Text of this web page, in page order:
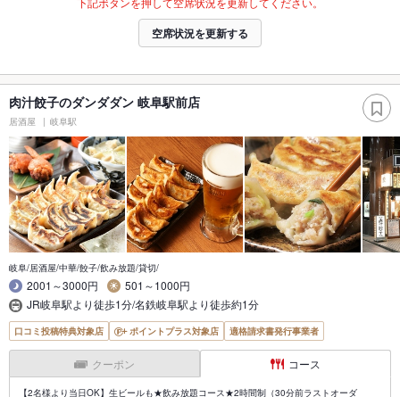
空席状況を更新する
肉汁餃子のダンダダン 岐阜駅前店
居酒屋 岐阜駅
岐阜/居酒屋/中華/餃子/飲み放題/貸切/
2001～3000円
501～1000円
JR岐阜駅より徒歩1分/名鉄岐阜駅より徒歩約1分
口コミ投稿特典対象店 ポイントプラス対象店 適格請求書発行事業者
クーポン コース
【2名様より当日OK】生ビールも★飲み放題コース★2時間制（30分前ラストオーダ